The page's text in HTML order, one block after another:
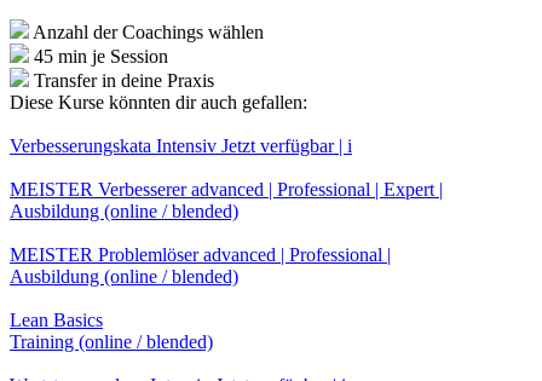
Anzahl der Coachings wählen
45 min je Session
Transfer in deine Praxis
Diese Kurse könnten dir auch gefallen:
Verbesserungskata Intensiv Jetzt verfügbar | i
MEISTER Verbesserer advanced | Professional | Expert |
Ausbildung (online / blended)
MEISTER Problemlöser advanced | Professional |
Ausbildung (online / blended)
Lean Basics
Training (online / blended)